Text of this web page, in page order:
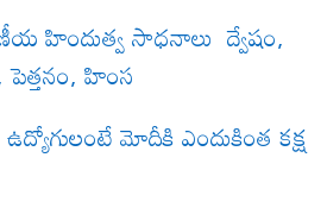
హిందుత్వ సాధనాలు ద్వేషం,
హింస
మోదీకి ఎందుకింత కక్ష